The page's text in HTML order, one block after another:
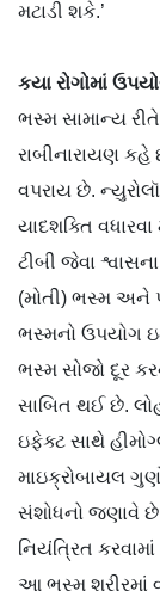
મટાડી શકે.’
કયા રોગોમાં
ભસ્મ સામાન્ય
રાબીનારાયણ કહે
વપરાય છે.
યાદશક્તિ
ટીબી જેવા
(મોતી) ભસ્મ અને
ભસ્મનો ઉપયોગ
ભસ્મ સોજો દૂર
સાબિત થઈ છે.
ઇફેક્ટ સાથે
માઇક્રોબાયલ
સંશોધનો જણાવે છે
નિયંત્રિત
આ ભસ્મ શરીરમાં